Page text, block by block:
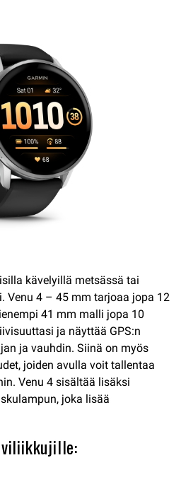
kävelyillä metsässä tai
Venu 4 – 45 mm tarjoaa jopa 12
41 mm malli jopa 10
ja näyttää GPS:n
ja vauhdin. Siinä on myös
joiden avulla voit tallentaa
Venu 4 sisältää lisäksi
joka lisää